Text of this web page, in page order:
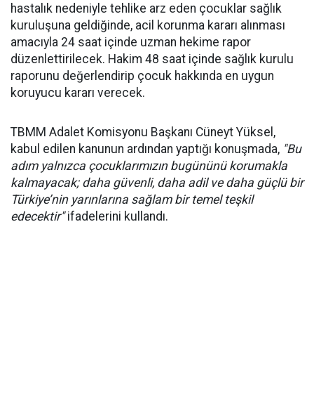
hastalık nedeniyle tehlike arz eden çocuklar sağlık
kuruluşuna geldiğinde, acil korunma kararı alınması
amacıyla 24 saat içinde uzman hekime rapor
düzenlettirilecek. Hakim 48 saat içinde sağlık kurulu
raporunu değerlendirip çocuk hakkında en uygun
koruyucu kararı verecek.
TBMM Adalet Komisyonu Başkanı Cüneyt Yüksel,
kabul edilen kanunun ardından yaptığı konuşmada, "Bu
adım yalnızca çocuklarımızın bugününü korumakla
kalmayacak; daha güvenli, daha adil ve daha güçlü bir
Türkiye’nin yarınlarına sağlam bir temel teşkil
edecektir"ifadelerini kullandı.